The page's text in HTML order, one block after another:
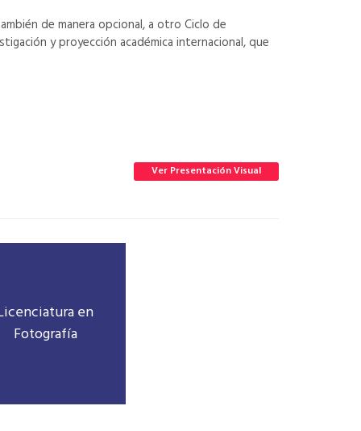
de manera opcional, a otro Ciclo de
y proyección académica internacional, que
Ver Presentación Visual
en
Fotografía